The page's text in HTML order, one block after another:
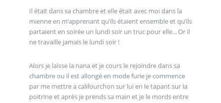
Il était dans sa chambre et elle était avec moi dans la
mienne en m’apprenant qu’ils étaient ensemble et qu’ils
partaient en soirée un lundi soir un truc pour elle... Or il
ne travaille jamais le lundi soir !
Alors je laisse la nana et je cours le rejoindre dans sa
chambre ou il est allongé en mode furie je commence
par me mettre a califourchon sur lui en le tapant sur la
poitrine et après je prends sa main et je le mords entre